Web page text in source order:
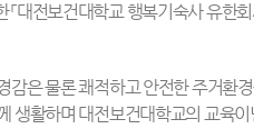
대전보건대학교 행복기숙사 유한
감은 물론 쾌적하고 안전한 주거환
생활하며 대전보건대학교의 교육